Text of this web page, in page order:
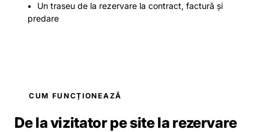
Un traseu de la rezervare la contract, factură și
predare
CUM FUNCȚIONEAZĂ
De la vizitator pe site la rezervare